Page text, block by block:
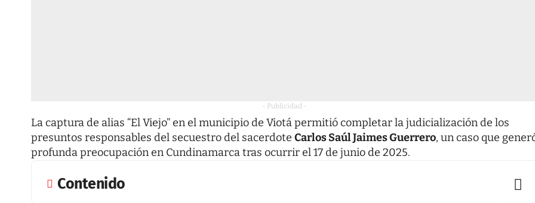
- Publicidad -
La captura de alias “El Viejo” en el municipio de Viotá permitió completar la judicialización de los
presuntos responsables del secuestro del sacerdote Carlos Saúl Jaimes Guerrero, un caso que
profunda preocupación en Cundinamarca tras ocurrir el 17 de junio de 2025.
Contenido